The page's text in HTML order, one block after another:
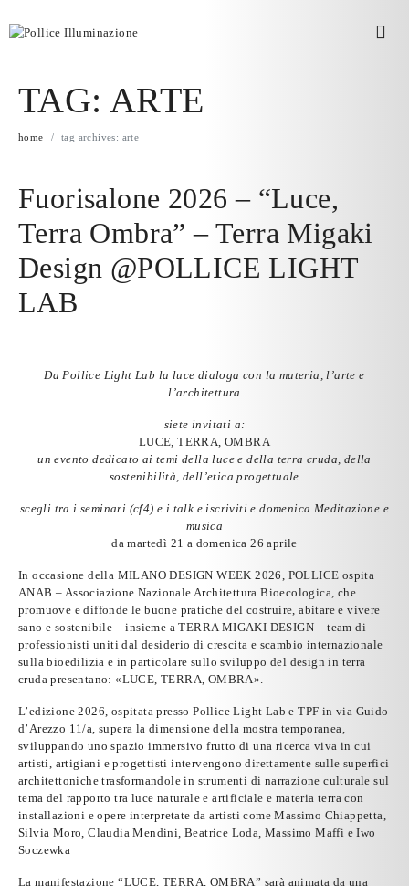
TAG: ARTE
home tag archives: arte
Fuorisalone 2026 – “Luce,
Terra Ombra” – Terra Migaki
Design @POLLICE LIGHT
LAB
DaPollice Light Lab la luce dialoga con la materia, l’arte e
l’architettura
siete invitati a:
LUCE, TERRA, OMBRA
un evento dedicato ai temi della luce e della terra cruda, della
sostenibilità, dell’etica progettuale
scegli tra i seminari (cf4) e i talk e iscriviti e domenica Meditazione e
musica
da martedì 21 a domenica 26 aprile
In occasione della MILANO DESIGN WEEK 2026, POLLICE ospita
ANAB – Associazione Nazionale Architettura Bioecologica, che
promuove e diffonde le buone pratiche del costruire, abitare e vivere
sano e sostenibile –insieme a TERRA MIGAKI DESIGN – team di
professionisti uniti dal desiderio di crescita e scambio internazionale
sulla bioedilizia e in particolare sullo sviluppo del design in terra
crudapresentano:«LUCE, TERRA, OMBRA».
L’edizione 2026, ospitata pressoPollice Light Lab eTPF in via Guido
d’Arezzo 11/a, supera la dimensione della mostra temporanea,
sviluppando uno spazio immersivo frutto di una ricerca viva in cui
artisti, artigiani e progettisti intervengono direttamente sulle superfici
architettoniche trasformandole in strumenti di narrazione culturale sul
tema del rapporto tra luce naturale e artificiale e materia terra con
installazioni e opere interpretate da artisti comeMassimo Chiappetta,
Silvia Moro, Claudia Mendini, Beatrice Loda, Massimo Maffi eIwo
Soczewka
La manifestazione “LUCE, TERRA, OMBRA” sarà animata da una